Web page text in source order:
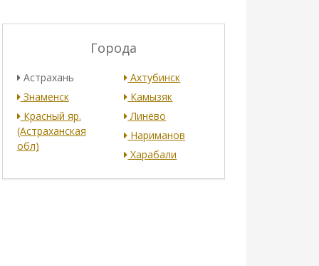
Города
Астрахань
Ахтубинск
Знаменск
Камызяк
Красный яр.
(Астраханская
обл)
Линёво
Нариманов
Харабали